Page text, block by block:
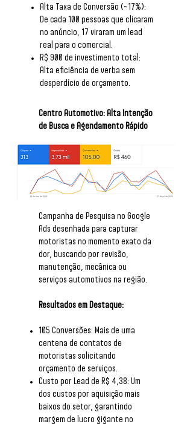
Alta Taxa de Conversão (~17%):
De cada 100 pessoas que clicaram
no anúncio, 17 viraram um lead
real para o comercial.
R$ 900 de investimento total:
Alta eficiência de verba sem
desperdício de orçamento.
Centro Automotivo: Alta Intenção
de Busca e Agendamento Rápido
Campanha de Pesquisa no Google
Ads desenhada para capturar
motoristas no momento exato da
dor, buscando por revisão,
manutenção, mecânica ou
serviços automotivos na região.
Resultados em Destaque:
105 Conversões: Mais de uma
centena de contatos de
motoristas solicitando
orçamento de serviços.
Custo por Lead de R$ 4,38: Um
dos custos por aquisição mais
baixos do setor, garantindo
margem de lucro gigante no